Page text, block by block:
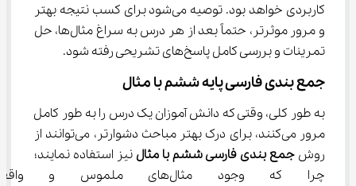
کاربردی خواهد بود. توصیه می‌شود برای کسب نتیجه بهتر
و مرور موثرتر، حتماً بعد از هر درس به سراغ مثال‌ها، حل
تمرینات و بررسی کامل پاسخ‌های تشریحی رفته شود.
جمع بندی فارسی پایه ششم با مثال
به طور کلی، وقتی که دانش آموزان یک درس را به طور کامل
مرور می‌کنند، برای درک بهتر مباحث دشوارتر، می‌توانند از
روش جمع بندی فارسی ششم با مثال نیز استفاده نمایند؛
چرا که وجود مثال‌های